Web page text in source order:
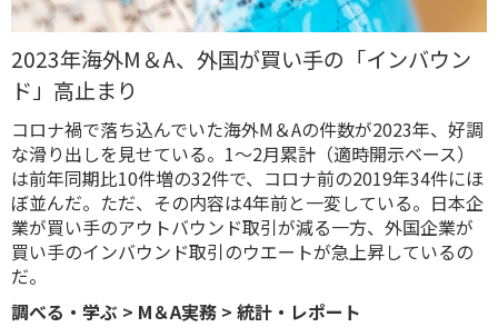
2023年海外M＆A、外国が買い手の「インバウン
ド」高止まり
コロナ禍で落ち込んでいた海外M＆Aの件数が2023年、好調
な滑り出しを見せている。1～2月累計（適時開示ベース）
は前年同期比10件増の32件で、コロナ前の2019年34件にほ
ぼ並んだ。ただ、その内容は4年前と一変している。日本企
業が買い手のアウトバウンド取引が減る一方、外国企業が
買い手のインバウンド取引のウエートが急上昇しているの
だ。
調べる・学ぶ > M＆A実務 > 統計・レポート